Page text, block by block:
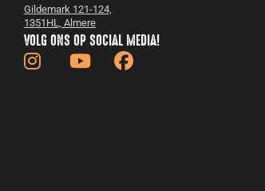
Gildemark 121-124,
1351HL, Almere
VOLG ONS OP SOCIAL MEDIA!